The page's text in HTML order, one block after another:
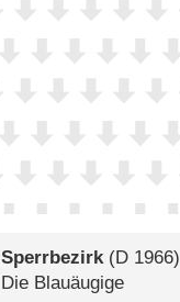
Sperrbezirk(D 1966)
Die Blauäugige